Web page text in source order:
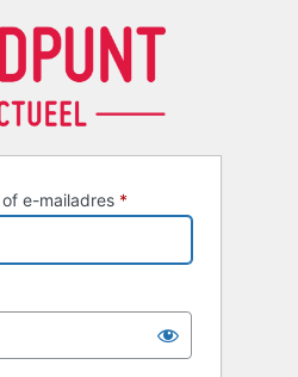
e-mailadres *